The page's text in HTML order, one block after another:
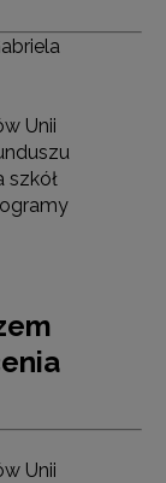
Unii
szkół
Unii